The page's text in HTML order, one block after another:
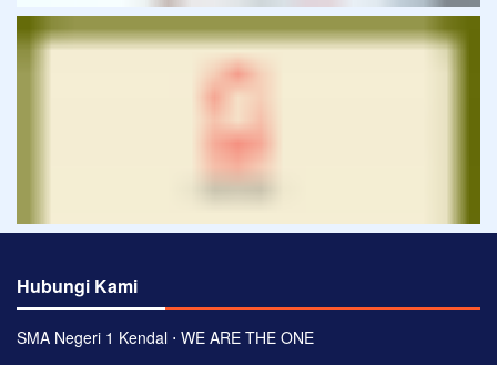
Hubungi Kami
SMA Negeri 1 Kendal ⋅ WE ARE THE ONE